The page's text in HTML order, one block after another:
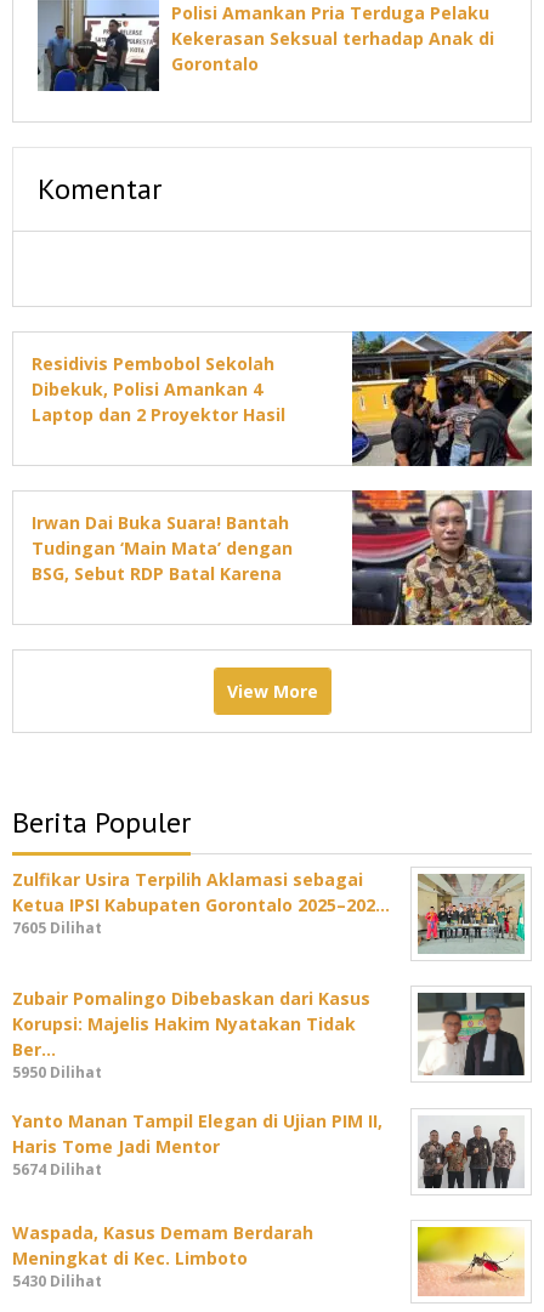
Polisi Amankan Pria Terduga Pelaku
Kekerasan Seksual terhadap Anak di
Gorontalo
Komentar
Residivis Pembobol Sekolah
Dibekuk, Polisi Amankan 4
Laptop dan 2 Proyektor Hasil
Irwan Dai Buka Suara! Bantah
Tudingan ‘Main Mata’ dengan
BSG, Sebut RDP Batal Karena
View More
Berita Populer
Zulfikar Usira Terpilih Aklamasi sebagai
Ketua IPSI Kabupaten Gorontalo 2025–202…
7605 Dilihat
Zubair Pomalingo Dibebaskan dari Kasus
Korupsi: Majelis Hakim Nyatakan Tidak
Ber…
5950 Dilihat
Yanto Manan Tampil Elegan di Ujian PIM II,
Haris Tome Jadi Mentor
5674 Dilihat
Waspada, Kasus Demam Berdarah
Meningkat di Kec. Limboto
5430 Dilihat